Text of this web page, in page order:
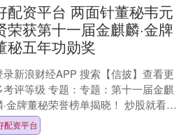
配资平台 两面针董秘韦元
荣获第十一届金麒麟·金牌
秘五年功勋奖
录新浪财经APP 搜索【信披】查看更
考评等级 专题：专题：第十一届金麒
·金牌董秘荣誉榜单揭晓！ 炒股就看金
麟分析师研报，权威，专业，及时，
面，助您挖掘....
配资平台